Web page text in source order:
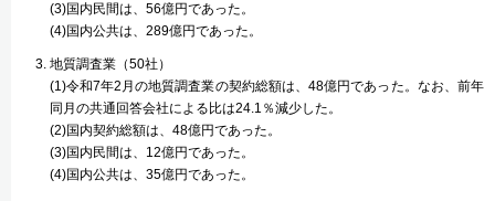
(3)国内民間は、56億円であった。
(4)国内公共は、289億円であった。
地質調査業（50社）
(1)令和7年2月の地質調査業の契約総額は、48億円であった。なお、前年
同月の共通回答会社による比は24.1％減少した。
(2)国内契約総額は、48億円であった。
(3)国内民間は、12億円であった。
(4)国内公共は、35億円であった。